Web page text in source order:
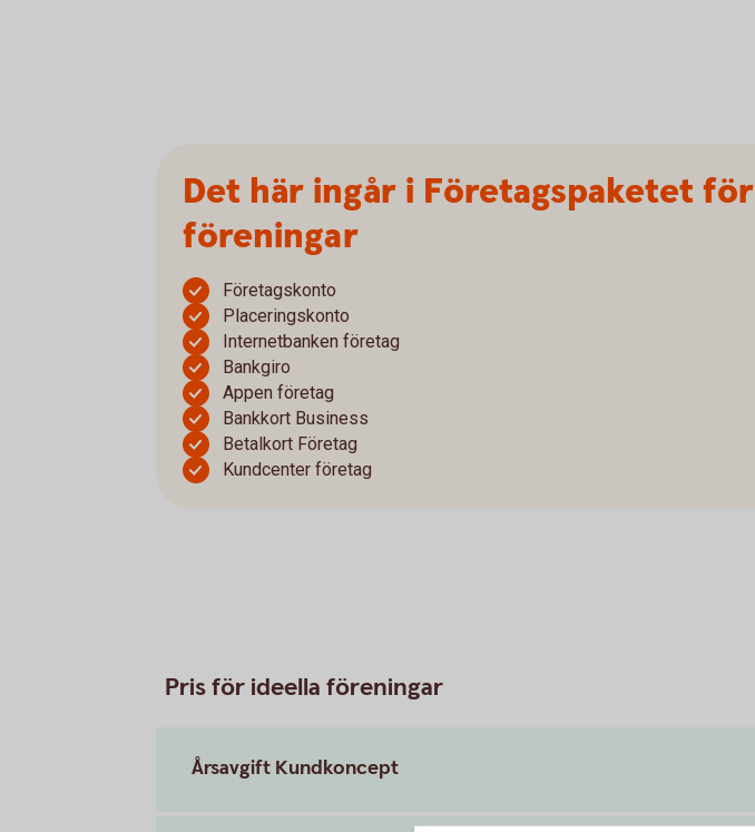
Det här ingår i Företagspaketet för
föreningar
Företagskonto
Placeringskonto
Internetbanken företag
Bankgiro
Appen företag
Bankkort Business
Betalkort Företag
Kundcenter företag
Pris för ideella föreningar
Årsavgift Kundkoncept